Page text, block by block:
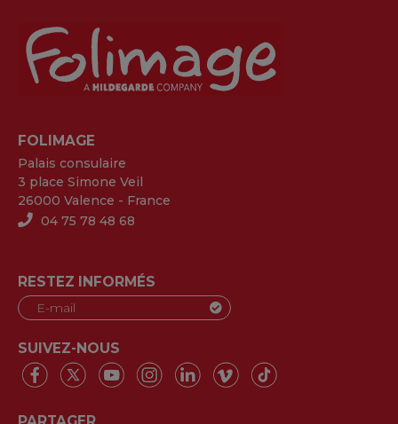
FOLIMAGE
Palais consulaire
3 place Simone Veil
26000 Valence - France
04 75 78 48 68
RESTEZ INFORMÉS
SUIVEZ-NOUS